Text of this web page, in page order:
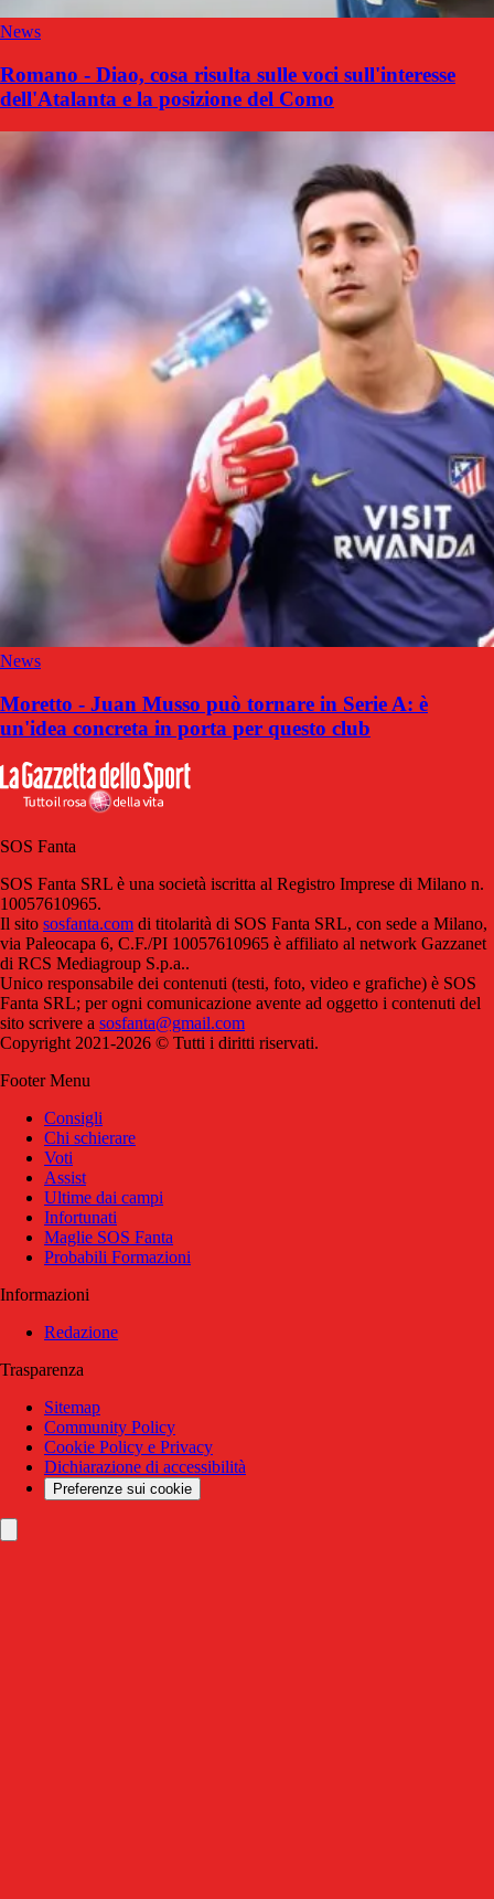
News
Romano - Diao, cosa risulta sulle voci sull'interesse
dell'Atalanta e la posizione del Como
News
Moretto - Juan Musso può tornare in Serie A: è
un'idea concreta in porta per questo club
SOS Fanta
SOS Fanta SRL è una società iscritta al Registro Imprese di Milano n.
10057610965.
Il sito sosfanta.com di titolarità di SOS Fanta SRL, con sede a Milano,
via Paleocapa 6, C.F./PI 10057610965 è affiliato al network Gazzanet
di RCS Mediagroup S.p.a..
Unico responsabile dei contenuti (testi, foto, video e grafiche) è SOS
Fanta SRL; per ogni comunicazione avente ad oggetto i contenuti del
sito scrivere a sosfanta@gmail.com
Copyright 2021-2026 © Tutti i diritti riservati.
Footer Menu
Consigli
Chi schierare
Voti
Assist
Ultime dai campi
Infortunati
Maglie SOS Fanta
Probabili Formazioni
Informazioni
Redazione
Trasparenza
Sitemap
Community Policy
Cookie Policy e Privacy
Dichiarazione di accessibilità
Preferenze sui cookie